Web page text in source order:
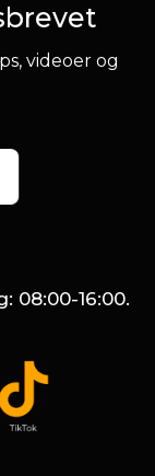
videoer og
08:00-16:00.